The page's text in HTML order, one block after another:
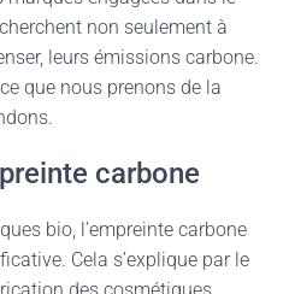
non seulement à
leurs émissions carbone.
que nous prenons de la
carbone
bio, l’empreinte carbone
Cela s’explique par le